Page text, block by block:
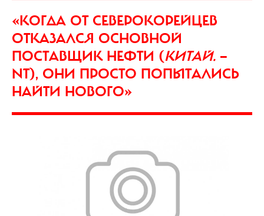
«КОГДА ОТ СЕВЕРОКОРЕЙЦЕВ
ОТКАЗАЛСЯ ОСНОВНОЙ
ПОСТАВЩИК НЕФТИ (КИТАЙ. —
NT), ОНИ ПРОСТО ПОПЫТАЛИСЬ
НАЙТИ НОВОГО»